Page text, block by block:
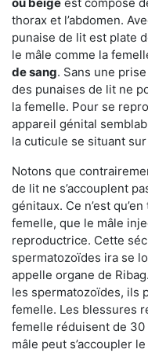
thorax et l’abdomen.
punaise de lit est plate
le mâle comme la
de sang. Sans une
des punaises de lit ne
la femelle. Pour se
appareil génital
la cuticule se situant
Notons que
de lit ne s’accouplent
génitaux. Ce n’est
femelle, que le mâle
reproductrice. Cette
spermatozoïdes ira se
appelle organe de
les spermatozoïdes, ils
femelle. Les blessures
femelle réduisent de 30
mâle peut s’accoupler